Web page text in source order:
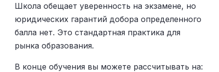
Школа обещает уверенность на экзамене, но
юридических гарантий добора определенного
балла нет. Это стандартная практика для
рынка образования.
В конце обучения вы можете рассчитывать на: